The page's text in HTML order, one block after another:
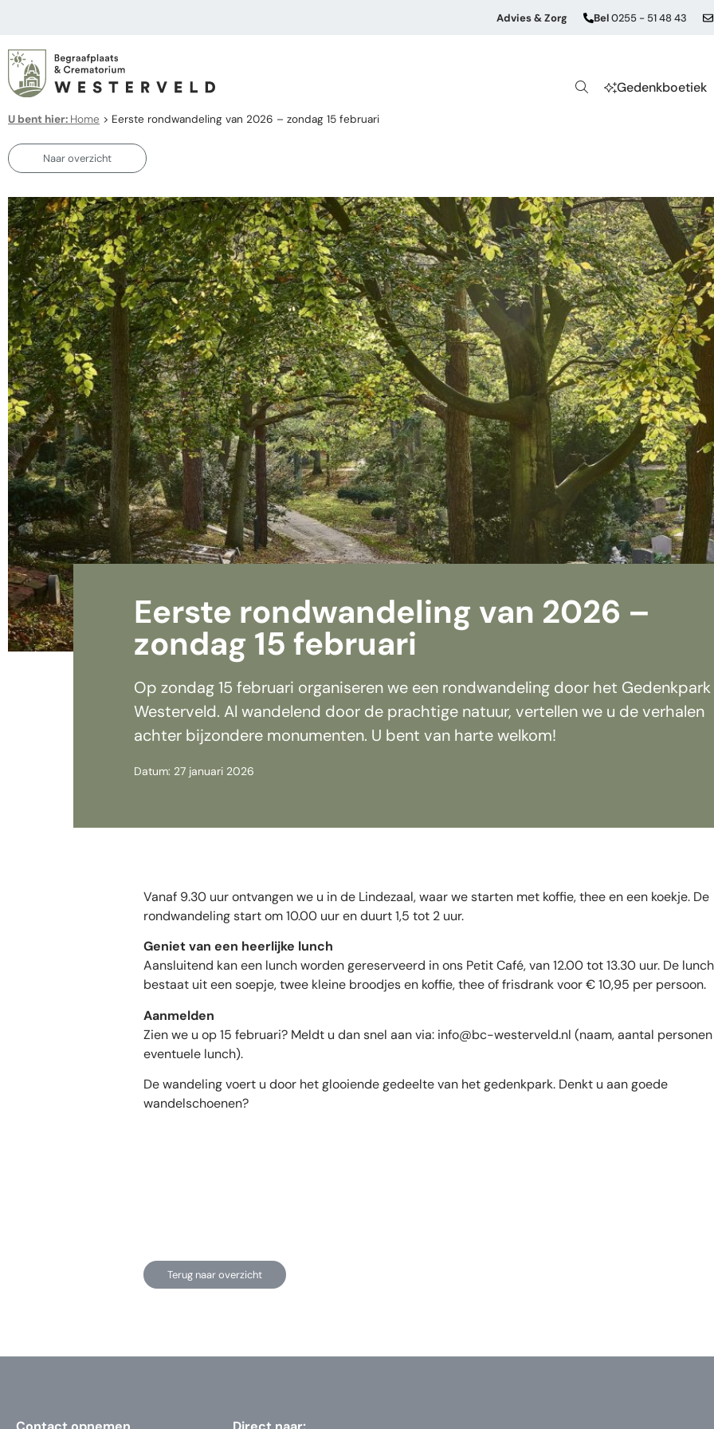
Advies & Zorg Bel0255 - 51 48 43
Gedenkboetiek
U bent hier: Home > Eerste rondwandeling van 2026 – zondag 15 februari
Naar overzicht
Eerste rondwandeling van 2026 –
zondag 15 februari
Op zondag 15 februari organiseren we een rondwandeling door het
Westerveld. Al wandelend door de prachtige natuur, vertellen we u de verhalen
achter bijzondere monumenten. U bent van harte welkom!
Datum: 27 januari 2026
Vanaf 9.30 uur ontvangen we u in de Lindezaal, waar we starten met koffie, thee en een koekje. De
rondwandeling start om 10.00 uur en duurt 1,5 tot 2 uur.
Geniet van een heerlijke lunch
Aansluitend kan een lunch worden gereserveerd in ons Petit Café, van 12.00 tot 13.30 uur. De lunch
bestaat uit een soepje, twee kleine broodjes en koffie, thee of frisdrank voor € 10,95 per persoon.
Aanmelden
Zien we u op 15 februari? Meldt u dan snel aan via: info@bc-westerveld.nl (naam, aantal
eventuele lunch).
De wandeling voert u door het glooiende gedeelte van het gedenkpark. Denkt u aan goede
wandelschoenen?
Terug naar overzicht